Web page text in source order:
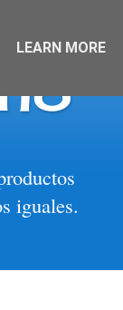
iguales.
LEARN MORE